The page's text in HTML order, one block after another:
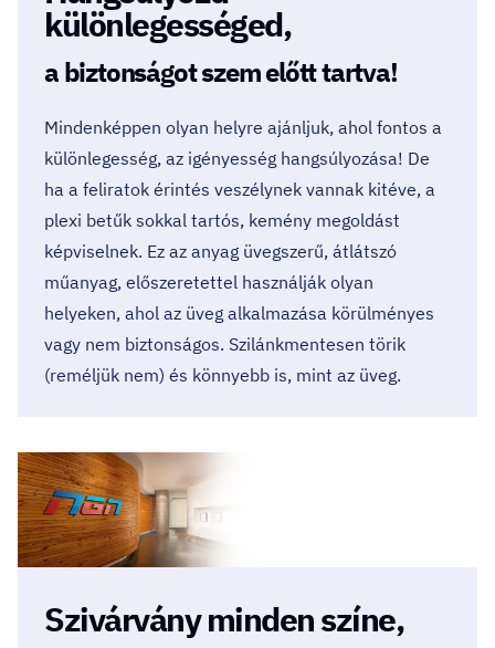
különlegességed,
a biztonságot szem előtt tartva!
Mindenképpen olyan helyre ajánljuk, ahol fontos a
különlegesség, az igényesség hangsúlyozása! De
ha a feliratok érintés veszélynek vannak kitéve, a
plexi betűk sokkal tartós, kemény megoldást
képviselnek. Ez az anyag üvegszerű, átlátszó
műanyag, előszeretettel használják olyan
helyeken, ahol az üveg alkalmazása körülményes
vagy nem biztonságos. Szilánkmentesen törik
(reméljük nem) és könnyebb is, mint az üveg.
Szivárvány minden színe,